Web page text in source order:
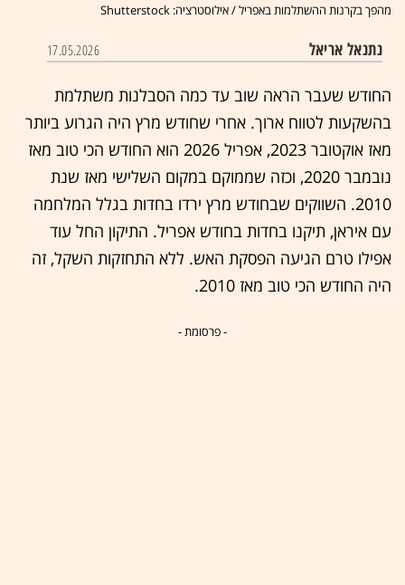
מהפך בקרנות ההשתלמות באפריל / אילוסטרציה: Shutterstock
נתנאל אריאל 17.05.2026
החודש שעבר הראה שוב עד כמה הסבלנות משתלמת
בהשקעות לטווח ארוך. אחרי שחודש מרץ היה הגרוע ביותר
מאז אוקטובר 2023, אפריל 2026 הוא החודש הכי טוב מאז
נובמבר 2020, וכזה שממוקם במקום השלישי מאז שנת
2010. השווקים שבחודש מרץ ירדו בחדות בגלל המלחמה
עם איראן, תיקנו בחדות בחודש אפריל. התיקון החל עוד
אפילו טרם הגיעה הפסקת האש. ללא התחזקות השקל, זה
היה החודש הכי טוב מאז 2010.
- פרסומת -